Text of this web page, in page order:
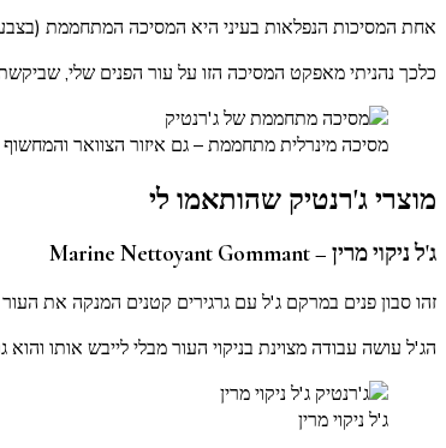
אחת המסיכות הנפלאות בעיני היא המסיכה המתחממת
כלכך נהניתי מאפקט המסיכה הזו על עור הפנים שלי,
מסיכה מינרלית מתחממת – גם איזור הצוואר
מוצרי ג'רנטיק שהותאמו לי
ג'ל ניקוי מרין –Marine Nettoyant Gommant
זהו סבון פנים במרקם ג'ל עם גרגירים קטנים המנקה את העור
הג'ל עושה עבודה מצוינת בניקוי העור מבלי לייבש אותו
ג'ל ניקוי מרין